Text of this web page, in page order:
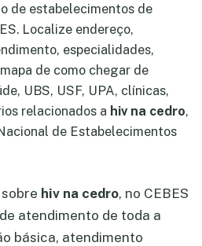
de estabelecimentos de
Localize endereço,
especialidades,
de como chegar de
UBS, USF, UPA, clínicas,
relacionados a hiv na cedro,
de Estabelecimentos
hiv na cedro, no CEBES
atendimento de toda a
básica, atendimento